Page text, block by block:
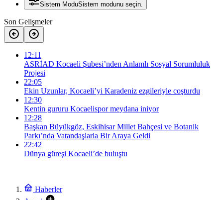
Sistem ModuSistem modunu seçin.
Son Gelişmeler
12:11
ASRİAD Kocaeli Şubesi’nden Anlamlı Sosyal Sorumluluk
Projesi
22:05
Ekin Uzunlar, Kocaeli’yi Karadeniz ezgileriyle coşturdu
12:30
Kentin gururu Kocaelispor meydana iniyor
12:28
Başkan Büyükgöz, Eskihisar Millet Bahçesi ve Botanik
Parkı’nda Vatandaşlarla Bir Araya Geldi
22:42
Dünya güreşi Kocaeli’de buluştu
Haberler